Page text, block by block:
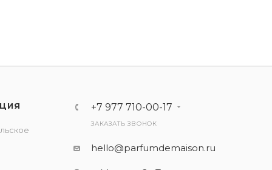
+7 977 710-00-17
ЗАКАЗАТЬ ЗВОНОК
hello@parfumdemaison.ru